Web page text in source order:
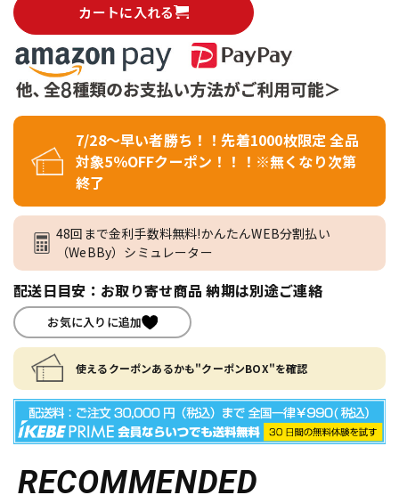
カートに入れる
7/28～早い者勝ち！！先着1000枚限定 全品
対象5％OFFクーポン！！！※無くなり次第
終了
48回まで金利手数料無料!かんたんWEB分割払い
（WeBBy）シミュレーター
配送日目安：お取り寄せ商品 納期は別途ご連絡
お気に入りに追加
使えるクーポンあるかも"クーポンBOX"を確認
RECOMMENDED